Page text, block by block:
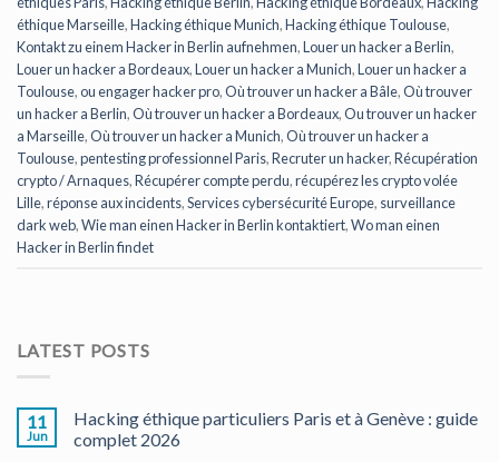
éthique Marseille,Hacking éthique Munich,Hacking éthique Toulouse,
Kontakt zu einem Hacker in Berlin aufnehmen,Louer un hacker a Berlin,
Louer un hacker a Bordeaux,Louer un hacker a Munich,Louer un hacker a
Toulouse,ou engager hacker pro,Où trouver un hacker a Bâle,Où trouver
un hacker a Berlin,Où trouver un hacker a Bordeaux,Ou trouver un hacker
a Marseille,Où trouver un hacker a Munich,Où trouver un hacker a
Toulouse,pentesting professionnel Paris,Recruter un hacker,Récupération
crypto / Arnaques,Récupérer compte perdu,récupérez les crypto volée
Lille,réponse aux incidents,Services cybersécurité Europe, surveillance
dark web,Wie man einen Hacker in Berlin kontaktiert,Wo man einen
Hacker in Berlin findet
LATEST POSTS
11
Jun
Hacking éthique particuliers Paris et à Genève : guide
complet 2026